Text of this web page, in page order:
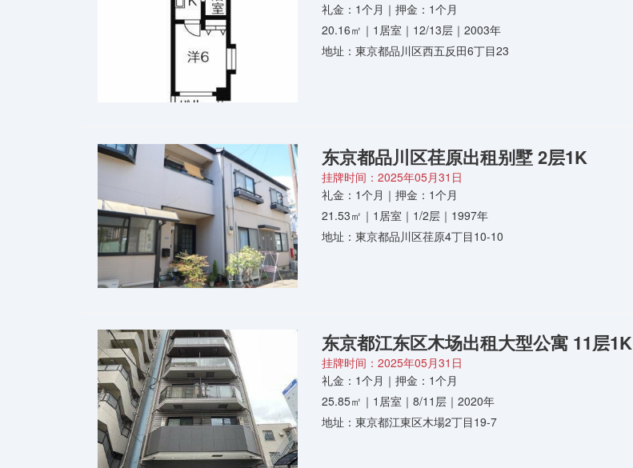
礼金：1个月｜押金：1个月
20.16㎡｜1居室｜12/13层｜2003年
地址：東京都品川区西五反田6丁目23
东京都品川区荏原出租别墅 2层1K
挂牌时间：2025年05月31日
礼金：1个月｜押金：1个月
21.53㎡｜1居室｜1/2层｜1997年
地址：東京都品川区荏原4丁目10-10
东京都江东区木场出租大型公寓 11层1K
挂牌时间：2025年05月31日
礼金：1个月｜押金：1个月
25.85㎡｜1居室｜8/11层｜2020年
地址：東京都江東区木場2丁目19-7